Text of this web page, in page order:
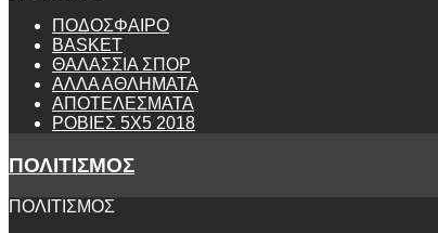
ΠΟΔΟΣΦΑΙΡΟ
BASKET
ΘΑΛΑΣΣΙΑ ΣΠΟΡ
ΑΛΛΑ ΑΘΛΗΜΑΤΑ
ΑΠΟΤΕΛΕΣΜΑΤΑ
ΡΟΒΙΕΣ 5Χ5 2018
ΠΟΛΙΤΙΣΜΟΣ
ΠΟΛΙΤΙΣΜΟΣ